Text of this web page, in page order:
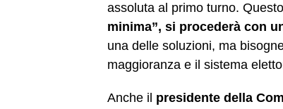
assoluta al primo turno.
minima”, si procederà con
una delle soluzioni, ma
maggioranza e il sistema
Anche il presidente della